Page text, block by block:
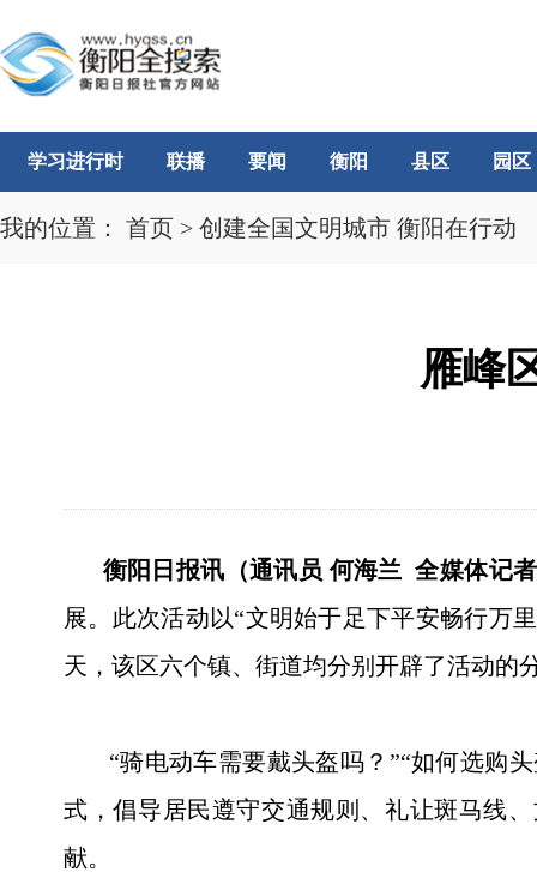
学习进行时 联播 要闻 衡阳 县区 园区
我的位置： 首页 > 创建全国文明城市 衡阳在行动
雁峰
衡阳日报讯（通讯员 何海兰 全媒体记
展。此次活动以“文明始于足下平安畅行万
天，该区六个镇、街道均分别开辟了活动的
“骑电动车需要戴头盔吗？”“如何选购头
式，倡导居民遵守交通规则、礼让斑马线
献。